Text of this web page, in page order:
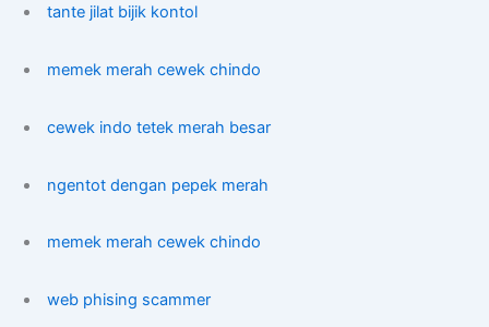
tante jilat bijik kontol
memek merah cewek chindo
cewek indo tetek merah besar
ngentot dengan pepek merah
memek merah cewek chindo
web phising scammer